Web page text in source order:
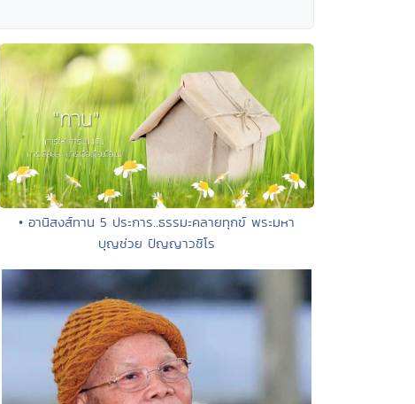
• อานิสงส์ทาน 5 ประการ..ธรรมะคลายทุกข์ พระมหา
บุญช่วย ปัญญาวชิโร